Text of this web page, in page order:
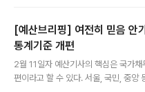
는 것도 재주라면 재주다. 현직 대통령
한다고 한다. 경향신문에 따르면 그는
신임 당직자와 조찬회동하면서 “급식
들은 자기 돈으로 하고 (사서 먹고) 그
야 한다... 복지예산을 늘리고 싶어도
[예산브리핑] 여전히 믿음 안
통계기준 개편
2월 11일자 예산기사의 핵심은 국가채
편이라고 할 수 있다. 서울, 국민, 중앙